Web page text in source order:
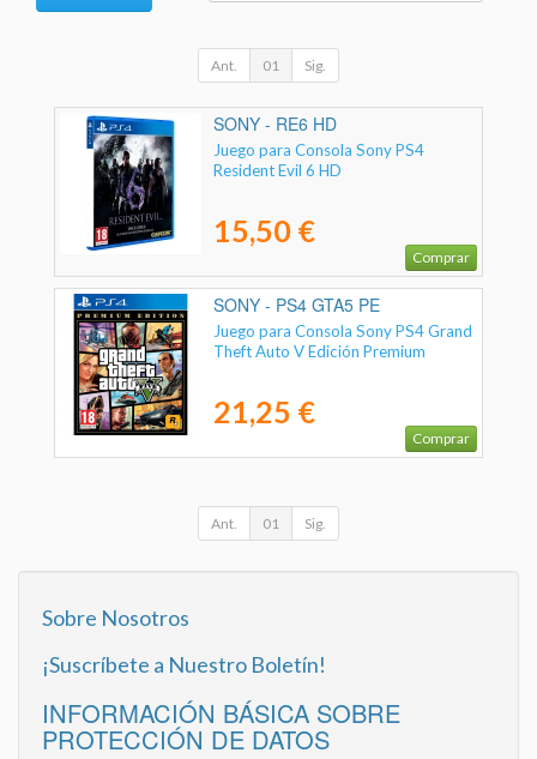
Ant. 01 Sig.
SONY - RE6 HD
Juego para Consola Sony PS4
Resident Evil 6 HD
15,50 €
Comprar
SONY - PS4 GTA5 PE
Juego para Consola Sony PS4 Grand
Theft Auto V Edición Premium
21,25 €
Comprar
Ant. 01 Sig.
Sobre Nosotros
¡Suscríbete a Nuestro Boletín!
INFORMACIÓN BÁSICA SOBRE
PROTECCIÓN DE DATOS